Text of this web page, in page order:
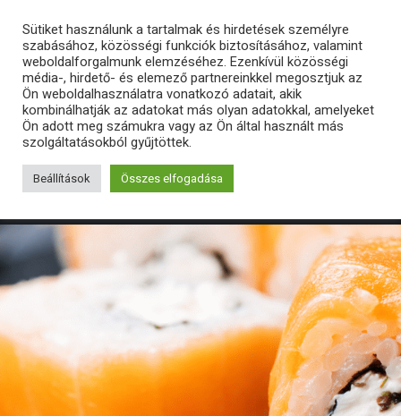
Sütiket használunk a tartalmak és hirdetések személyre
szabásához, közösségi funkciók biztosításához, valamint
weboldalforgalmunk elemzéséhez. Ezenkívül közösségi
média-, hirdető- és elemező partnereinkkel megosztjuk az
Ön weboldalhasználatra vonatkozó adatait, akik
kombinálhatják az adatokat más olyan adatokkal, amelyeket
Ön adott meg számukra vagy az Ön által használt más
szolgáltatásokból gyűjtöttek.
Beállítások Összes elfogadása